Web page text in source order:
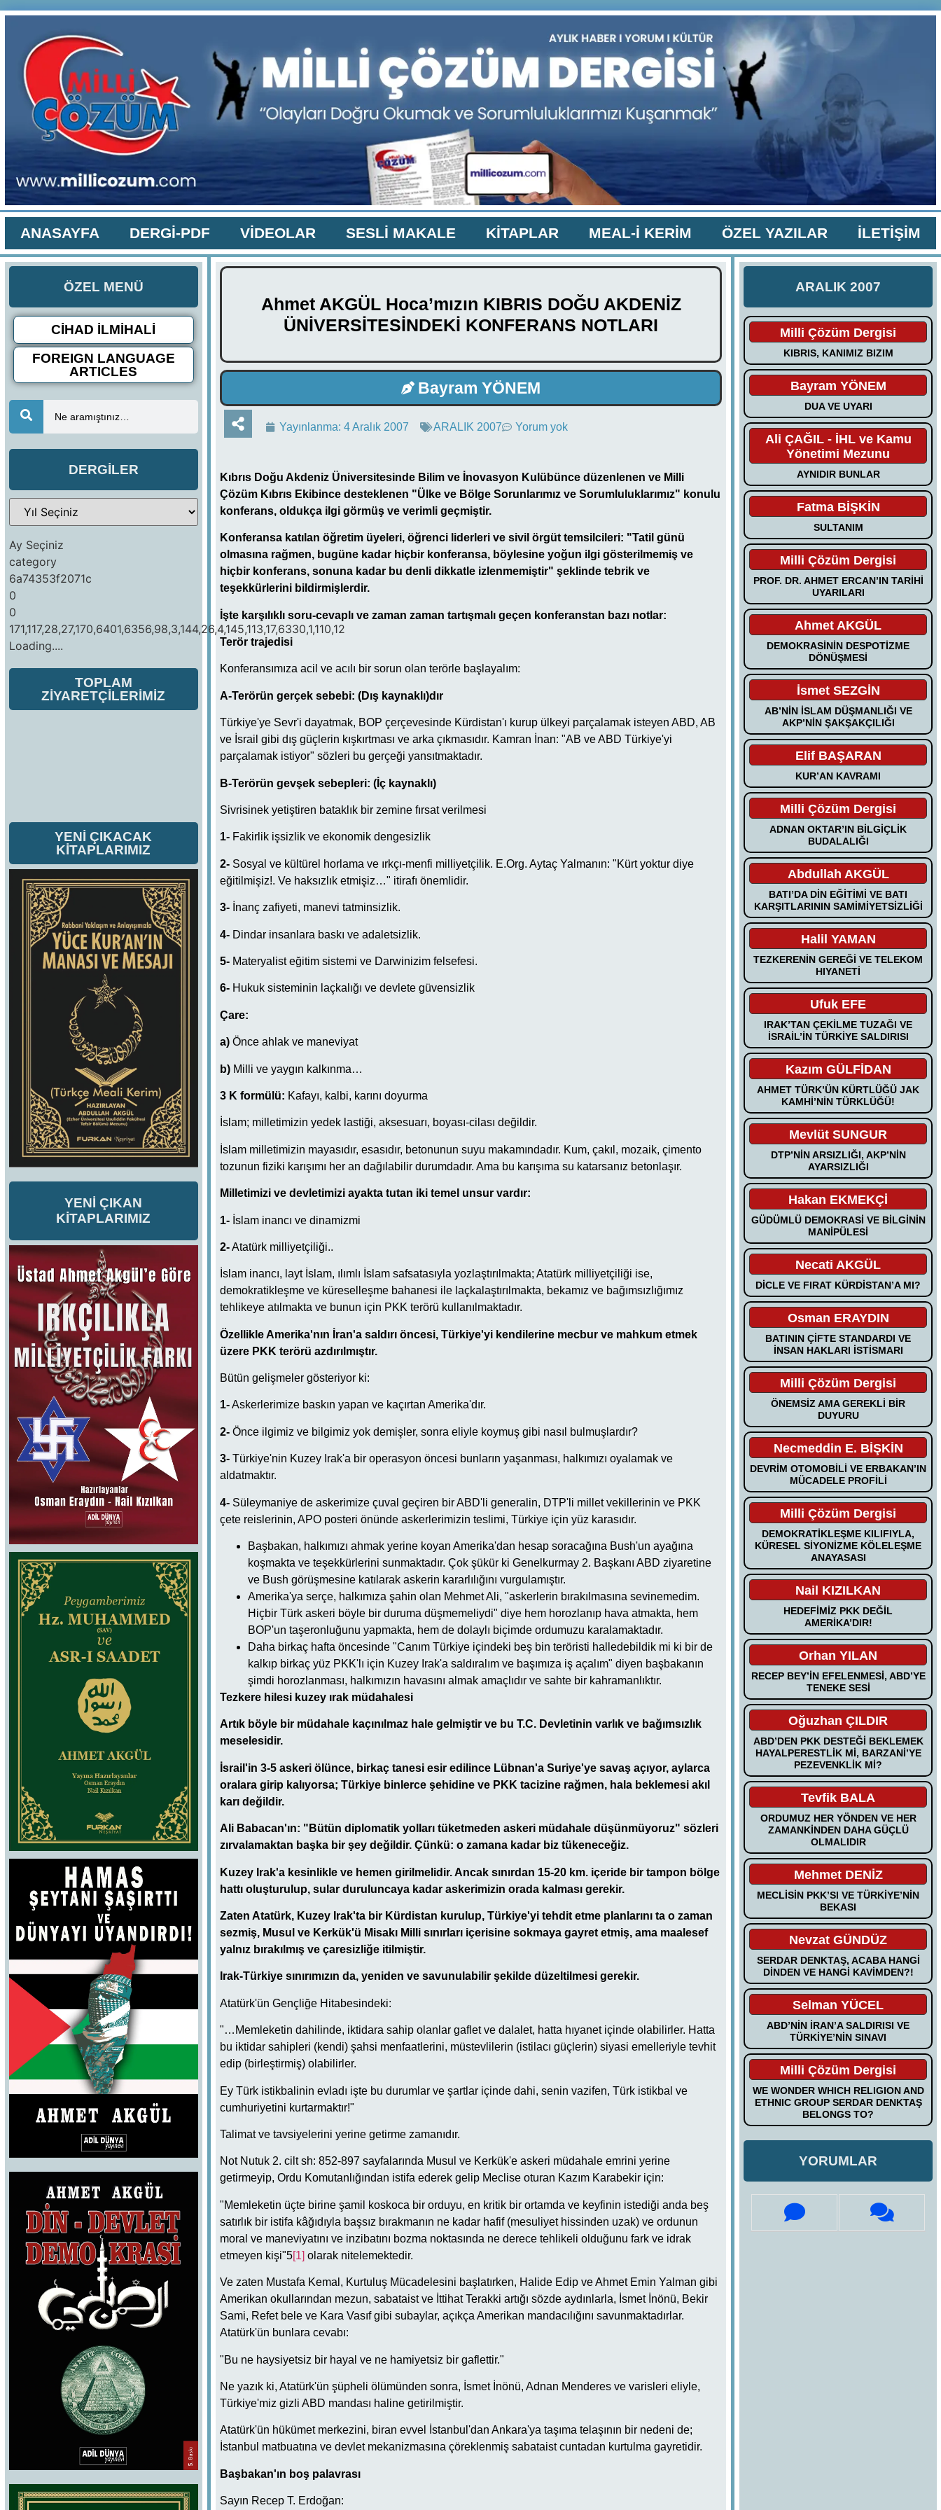
ANASAYFA DERGİ-PDF VİDEOLAR SESLİ MAKALE KİTAPLAR MEAL-İ KERİM ÖZEL YAZILAR İLETİŞİM
ÖZEL MENÜ
CİHAD İLMİHALİ
FOREIGN LANGUAGE
ARTICLES
Ne aramıştınız…
DERGİLER
Ay Seçiniz
category
6a74353f2071c
0
0
171,117,28,27,170,6401,6356,98,3,144,26,4,145,113,17,6330,1,110,12
Loading....
TOPLAM
ZİYARETÇİLERİMİZ
YENİ ÇIKACAK
KİTAPLARIMIZ
YENİ ÇIKAN
KİTAPLARIMIZ
Ahmet AKGÜL Hoca’mızın KIBRIS DOĞU AKDENİZ
ÜNİVERSİTESİNDEKİ KONFERANS NOTLARI
Bayram YÖNEM
Yayınlanma: 4 Aralık 2007 ARALIK 2007 Yorum yok
Kıbrıs Doğu Akdeniz Üniversitesinde Bilim ve İnovasyon Kulübünce düzenlenen ve Milli
Çözüm Kıbrıs Ekibince desteklenen "Ülke ve Bölge Sorunlarımız ve Sorumluluklarımız" konulu
konferans, oldukça ilgi görmüş ve verimli geçmiştir.
Konferansa katılan öğretim üyeleri, öğrenci liderleri ve sivil örgüt temsilcileri: "Tatil günü
olmasına rağmen, bugüne kadar hiçbir konferansa, böylesine yoğun ilgi gösterilmemiş ve
hiçbir konferans, sonuna kadar bu denli dikkatle izlenmemiştir" şeklinde tebrik ve
teşekkürlerini bildirmişlerdir.
İşte karşılıklı soru-cevaplı ve zaman zaman tartışmalı geçen konferanstan bazı notlar:
Terör trajedisi
Konferansımıza acil ve acılı bir sorun olan terörle başlayalım:
A-Terörün gerçek sebebi: (Dış kaynaklı)dır
Türkiye'ye Sevr'i dayatmak, BOP çerçevesinde Kürdistan'ı kurup ülkeyi parçalamak isteyen ABD, AB
ve İsrail gibi dış güçlerin kışkırtması ve arka çıkmasıdır. Kamran İnan: "AB ve ABD Türkiye'yi
parçalamak istiyor" sözleri bu gerçeği yansıtmaktadır.
B-Terörün gevşek sebepleri: (İç kaynaklı)
Sivrisinek yetiştiren bataklık bir zemine fırsat verilmesi
1-Fakirlik işsizlik ve ekonomik dengesizlik
2-Sosyal ve kültürel horlama ve ırkçı-menfi milliyetçilik. E.Org. Aytaç Yalmanın: "Kürt yoktur diye
eğitilmişiz!. Ve haksızlık etmişiz…" itirafı önemlidir.
3-İnanç zafiyeti, manevi tatminsizlik.
4-Dindar insanlara baskı ve adaletsizlik.
5-Materyalist eğitim sistemi ve Darwinizim felsefesi.
6-Hukuk sisteminin laçkalığı ve devlete güvensizlik
Çare:
a)Önce ahlak ve maneviyat
b)Milli ve yaygın kalkınma…
3 K formülü: Kafayı, kalbi, karını doyurma
İslam; milletimizin yedek lastiği, aksesuarı, boyası-cilası değildir.
İslam milletimizin mayasıdır, esasıdır, betonunun suyu makamındadır. Kum, çakıl, mozaik, çimento
tozunun fiziki karışımı her an dağılabilir durumdadır. Ama bu karışıma su katarsanız betonlaşır.
Milletimizi ve devletimizi ayakta tutan iki temel unsur vardır:
1- İslam inancı ve dinamizmi
2-Atatürk milliyetçiliği..
İslam inancı, layt İslam, ılımlı İslam safsatasıyla yozlaştırılmakta; Atatürk milliyetçiliği ise,
demokratikleşme ve küreselleşme bahanesi ile laçkalaştırılmakta, bekamız ve bağımsızlığımız
tehlikeye atılmakta ve bunun için PKK terörü kullanılmaktadır.
Özellikle Amerika'nın İran'a saldırı öncesi, Türkiye'yi kendilerine mecbur ve mahkum etmek
üzere PKK terörü azdırılmıştır.
Bütün gelişmeler gösteriyor ki:
1-Askerlerimize baskın yapan ve kaçırtan Amerika'dır.
2- Önce ilgimiz ve bilgimiz yok demişler, sonra eliyle koymuş gibi nasıl bulmuşlardır?
3- Türkiye'nin Kuzey Irak'a bir operasyon öncesi bunların yaşanması, halkımızı oyalamak ve
aldatmaktır.
4-Süleymaniye de askerimize çuval geçiren bir ABD'li generalin, DTP'li millet vekillerinin ve PKK
çete reislerinin, APO posteri önünde askerlerimizin teslimi, Türkiye için yüz karasıdır.
Başbakan, halkımızı ahmak yerine koyan Amerika'dan hesap soracağına Bush'un ayağına
koşmakta ve teşekkürlerini sunmaktadır. Çok şükür ki Genelkurmay 2. Başkanı ABD ziyaretine
ve Bush görüşmesine katılarak askerin kararlılığını vurgulamıştır.
Amerika'ya serçe, halkımıza şahin olan Mehmet Ali, "askerlerin bırakılmasına sevinemedim.
Hiçbir Türk askeri böyle bir duruma düşmemeliydi" diye hem horozlanıp hava atmakta, hem
BOP'un taşeronluğunu yapmakta, hem de dolaylı biçimde ordumuzu karalamaktadır.
Daha birkaç hafta öncesinde "Canım Türkiye içindeki beş bin teröristi halledebildik mi ki bir de
kalkıp birkaç yüz PKK'lı için Kuzey Irak'a saldıralım ve başımıza iş açalım" diyen başbakanın
şimdi horozlanması, halkımızın havasını almak amaçlıdır ve sahte bir kahramanlıktır.
Tezkere hilesi kuzey ırak müdahalesi
Artık böyle bir müdahale kaçınılmaz hale gelmiştir ve bu T.C. Devletinin varlık ve bağımsızlık
meselesidir.
İsrail'in 3-5 askeri ölünce, birkaç tanesi esir edilince Lübnan'a Suriye'ye savaş açıyor, aylarca
oralara girip kalıyorsa; Türkiye binlerce şehidine ve PKK tacizine rağmen, hala beklemesi akıl
karı değildir.
Ali Babacan'ın: "Bütün diplomatik yolları tüketmeden askeri müdahale düşünmüyoruz" sözleri
zırvalamaktan başka bir şey değildir. Çünkü: o zamana kadar biz tükeneceğiz.
Kuzey Irak'a kesinlikle ve hemen girilmelidir. Ancak sınırdan 15-20 km. içeride bir tampon bölge
hattı oluşturulup, sular duruluncaya kadar askerimizin orada kalması gerekir.
Zaten Atatürk, Kuzey Irak'ta bir Kürdistan kurulup, Türkiye'yi tehdit etme planlarını ta o zaman
sezmiş, Musul ve Kerkük'ü Misakı Milli sınırları içerisine sokmaya gayret etmiş, ama maalesef
yalnız bırakılmış ve çaresizliğe itilmiştir.
Irak-Türkiye sınırımızın da, yeniden ve savunulabilir şekilde düzeltilmesi gerekir.
Atatürk'ün Gençliğe Hitabesindeki:
"…Memleketin dahilinde, iktidara sahip olanlar gaflet ve dalalet, hatta hıyanet içinde olabilirler. Hatta
bu iktidar sahipleri (kendi) şahsi menfaatlerini, müstevlilerin (istilacı güçlerin) siyasi emelleriyle tevhit
edip (birleştirmiş) olabilirler.
Ey Türk istikbalinin evladı işte bu durumlar ve şartlar içinde dahi, senin vazifen, Türk istikbal ve
cumhuriyetini kurtarmaktır!"
Talimat ve tavsiyelerini yerine getirme zamanıdır.
Not Nutuk 2. cilt sh: 852-897 sayfalarında Musul ve Kerkük'e askeri müdahale emrini yerine
getirmeyip, Ordu Komutanlığından istifa ederek gelip Meclise oturan Kazım Karabekir için:
"Memleketin üçte birine şamil koskoca bir orduyu, en kritik bir ortamda ve keyfinin istediği anda beş
satırlık bir istifa kâğıdıyla başsız bırakmanın ne kadar hafif (mesuliyet hissinden uzak) ve ordunun
moral ve maneviyatını ve inzibatını bozma noktasında ne derece tehlikeli olduğunu fark ve idrak
etmeyen kişi"5[1] olarak nitelemektedir.
Ve zaten Mustafa Kemal, Kurtuluş Mücadelesini başlatırken, Halide Edip ve Ahmet Emin Yalman gibi
Amerikan okullarından mezun, sabataist ve İttihat Terakki artığı sözde aydınlarla, İsmet İnönü, Bekir
Sami, Refet bele ve Kara Vasıf gibi subaylar, açıkça Amerikan mandacılığını savunmaktadırlar.
Atatürk'ün bunlara cevabı:
"Bu ne haysiyetsiz bir hayal ve ne hamiyetsiz bir gaflettir."
Ne yazık ki, Atatürk'ün şüpheli ölümünden sonra, İsmet İnönü, Adnan Menderes ve varisleri eliyle,
Türkiye'miz gizli ABD mandası haline getirilmiştir.
Atatürk'ün hükümet merkezini, biran evvel İstanbul'dan Ankara'ya taşıma telaşının bir nedeni de;
İstanbul matbuatına ve devlet mekanizmasına çöreklenmiş sabataist cuntadan kurtulma gayretidir.
Başbakan'ın boş palavrası
Sayın Recep T. Erdoğan:
ARALIK 2007
Milli Çözüm Dergisi
KIBRIS, KANIMIZ BIZIM
Bayram YÖNEM
DUA VE UYARI
Ali ÇAĞIL - İHL ve Kamu
Yönetimi Mezunu
AYNIDIR BUNLAR
Fatma BİŞKİN
SULTANIM
Milli Çözüm Dergisi
PROF. DR. AHMET ERCAN’IN TARİHİ
UYARILARI
Ahmet AKGÜL
DEMOKRASİNİN DESPOTİZME
DÖNÜŞMESİ
İsmet SEZGİN
AB’NİN İSLAM DÜŞMANLIĞI VE
AKP’NİN ŞAKŞAKÇILIĞI
Elif BAŞARAN
KUR’AN KAVRAMI
Milli Çözüm Dergisi
ADNAN OKTAR’IN BİLGİÇLİK
BUDALALIĞI
Abdullah AKGÜL
BATI’DA DİN EĞİTİMİ VE BATI
KARŞITLARININ SAMİMİYETSİZLİĞİ
Halil YAMAN
TEZKERENİN GEREĞİ VE TELEKOM
HIYANETİ
Ufuk EFE
IRAK’TAN ÇEKİLME TUZAĞI VE
İSRAİL’İN TÜRKİYE SALDIRISI
Kazım GÜLFİDAN
AHMET TÜRK’ÜN KÜRTLÜĞÜ JAK
KAMHİ’NİN TÜRKLÜĞÜ!
Mevlüt SUNGUR
DTP’NİN ARSIZLIĞI, AKP’NİN
AYARSIZLIĞI
Hakan EKMEKÇİ
GÜDÜMLÜ DEMOKRASİ VE BİLGİNİN
MANİPÜLESİ
Necati AKGÜL
DİCLE VE FIRAT KÜRDİSTAN’A MI?
Osman ERAYDIN
BATININ ÇİFTE STANDARDI VE
İNSAN HAKLARI İSTİSMARI
Milli Çözüm Dergisi
ÖNEMSİZ AMA GEREKLİ BİR
DUYURU
Necmeddin E. BİŞKİN
DEVRİM OTOMOBİLİ VE ERBAKAN’IN
MÜCADELE PROFİLİ
Milli Çözüm Dergisi
DEMOKRATİKLEŞME KILIFIYLA,
KÜRESEL SİYONİZME KÖLELEŞME
ANAYASASI
Nail KIZILKAN
HEDEFİMİZ PKK DEĞİL
AMERİKA’DIR!
Orhan YILAN
RECEP BEY’İN EFELENMESİ, ABD’YE
TENEKE SESİ
Oğuzhan ÇILDIR
ABD’DEN PKK DESTEĞİ BEKLEMEK
HAYALPERESTLİK Mİ, BARZANİ’YE
PEZEVENKLİK Mİ?
Tevfik BALA
ORDUMUZ HER YÖNDEN VE HER
ZAMANKİNDEN DAHA GÜÇLÜ
OLMALIDIR
Mehmet DENİZ
MECLİSİN PKK’SI VE TÜRKİYE’NİN
BEKASI
Nevzat GÜNDÜZ
SERDAR DENKTAŞ, ACABA HANGİ
DİNDEN VE HANGİ KAVİMDEN?!
Selman YÜCEL
ABD’NİN İRAN’A SALDIRISI VE
TÜRKİYE’NİN SINAVI
Milli Çözüm Dergisi
WE WONDER WHICH RELIGION AND
ETHNIC GROUP SERDAR DENKTAŞ
BELONGS TO?
YORUMLAR